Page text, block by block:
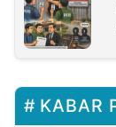
KABAR